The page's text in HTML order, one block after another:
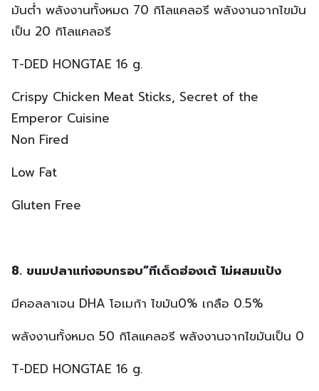
มันต่ำ พลังงานทั้งหมด 70 กิโลแคลอรี พลังงานจากไขมัน
เป็น 20 กิโลแคลอรี
T-DED HONGTAE 16 g.
Crispy Chicken Meat Sticks, Secret of the
Emperor Cuisine
Non Fired
Low Fat
Gluten Free
8. ขนมปลาแท่งอบกรอบ”ทีเด็ดฮ่องเต้ ไม่ผสมแป้ง
มีคอลลาเจน DHA โอเมก้า ไขมัน0% เกลือ 0.5%
พลังงานทั้งหมด 50 กิโลแคลอรี พลังงานจากไขมันเป็น 0
T-DED HONGTAE 16 g.